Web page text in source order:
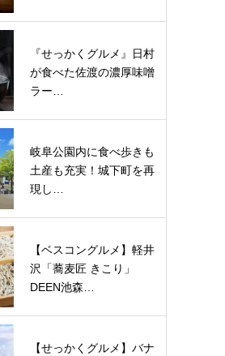
『せっかくグルメ』日村
が食べた佐渡の濃厚味噌
ラー…
岐阜公園内に食べ歩きも
土産も充実！城下町を再
現し…
【ベスコングルメ】軽井
沢「蕎麦匠 きこり」
DEEN池森…
【せっかくグルメ】バナ